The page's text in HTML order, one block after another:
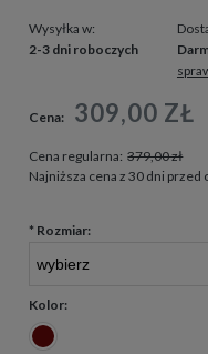
Wysyłka w:
2-3 dni roboczych
Cena nie zawiera
Cena: 309,00 ZŁ
Cena regularna: 379,00 zł
Najniższa cena z 30 dni przed
* Rozmiar:
Kolor: